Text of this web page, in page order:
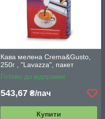
Кава мелена Crema&Gusto,
250г , "Lavazza", пакет
Готово до відправки
543,67 ₴/пач
Купити